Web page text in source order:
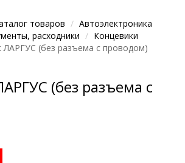
товаров
Автоэлектроника
расходники
Концевики
ЛАРГУС (без разъема с проводом)
(без разъема с